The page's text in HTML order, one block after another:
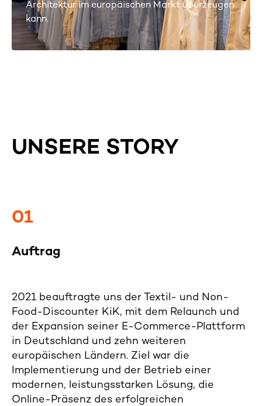
Architektur im europäischen Markt überzeugen
kann.
UNSERE STORY
01
Auftrag
2021 beauftragte uns der Textil- und Non-
Food-Discounter KiK, mit dem Relaunch und
der Expansion seiner E-Commerce-Plattform
in Deutschland und zehn weiteren
europäischen Ländern. Ziel war die
Implementierung und der Betrieb einer
modernen, leistungsstarken Lösung, die
Online-Präsenz des erfolgreichen